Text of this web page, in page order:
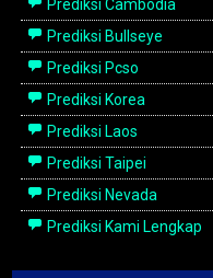
Prediksi Cambodia
Prediksi Bullseye
Prediksi Pcso
Prediksi Korea
Prediksi Laos
Prediksi Taipei
Prediksi Nevada
Prediksi Kami Lengkap